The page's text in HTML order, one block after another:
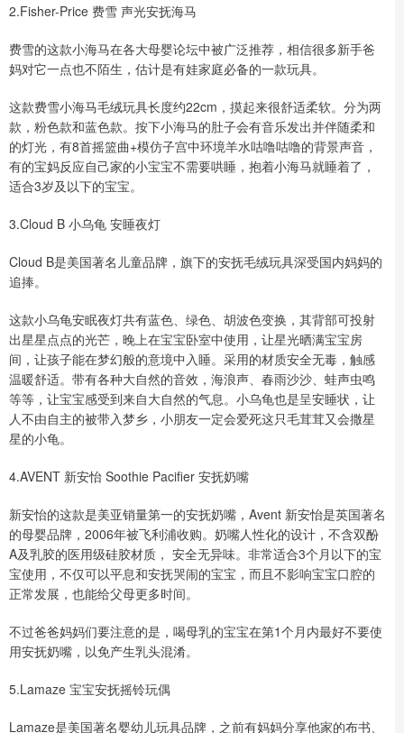
2.Fisher-Price 费雪 声光安抚海马
费雪的这款小海马在各大母婴论坛中被广泛推荐，相信很多新手爸
妈对它一点也不陌生，估计是有娃家庭必备的一款玩具。
这款费雪小海马毛绒玩具长度约22cm，摸起来很舒适柔软。分为两
款，粉色款和蓝色款。按下小海马的肚子会有音乐发出并伴随柔和
的灯光，有8首摇篮曲+模仿子宫中环境羊水咕噜咕噜的背景声音，
有的宝妈反应自己家的小宝宝不需要哄睡，抱着小海马就睡着了，
适合3岁及以下的宝宝。
3.Cloud B 小乌龟 安睡夜灯
Cloud B是美国著名儿童品牌，旗下的安抚毛绒玩具深受国内妈妈的
追捧。
这款小乌龟安眠夜灯共有蓝色、绿色、胡波色变换，其背部可投射
出星星点点的光芒，晚上在宝宝卧室中使用，让星光晒满宝宝房
间，让孩子能在梦幻般的意境中入睡。采用的材质安全无毒，触感
温暖舒适。带有各种大自然的音效，海浪声、春雨沙沙、蛙声虫鸣
等等，让宝宝感受到来自大自然的气息。小乌龟也是呈安睡状，让
人不由自主的被带入梦乡，小朋友一定会爱死这只毛茸茸又会撒星
星的小龟。
4.AVENT 新安怡 Soothie Pacifier 安抚奶嘴
新安怡的这款是美亚销量第一的安抚奶嘴，Avent 新安怡是英国著名
的母婴品牌，2006年被飞利浦收购。奶嘴人性化的设计，不含双酚
A及乳胶的医用级硅胶材质， 安全无异味。非常适合3个月以下的宝
宝使用，不仅可以平息和安抚哭闹的宝宝，而且不影响宝宝口腔的
正常发展，也能给父母更多时间。
不过爸爸妈妈们要注意的是，喝母乳的宝宝在第1个月内最好不要使
用安抚奶嘴，以免产生乳头混淆。
5.Lamaze 宝宝安抚摇铃玩偶
Lamaze是美国著名婴幼儿玩具品牌，之前有妈妈分享他家的布书、